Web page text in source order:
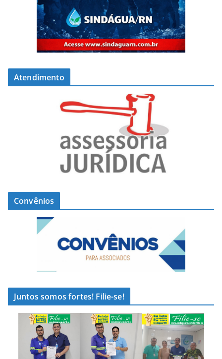
Atendimento
Convênios
Juntos somos fortes! Filie-se!